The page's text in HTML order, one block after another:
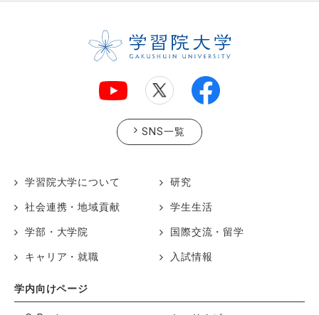
SNS一覧
学習院大学について 研究
社会連携・地域貢献 学生生活
学部・大学院 国際交流・留学
キャリア・就職 入試情報
学内向けページ